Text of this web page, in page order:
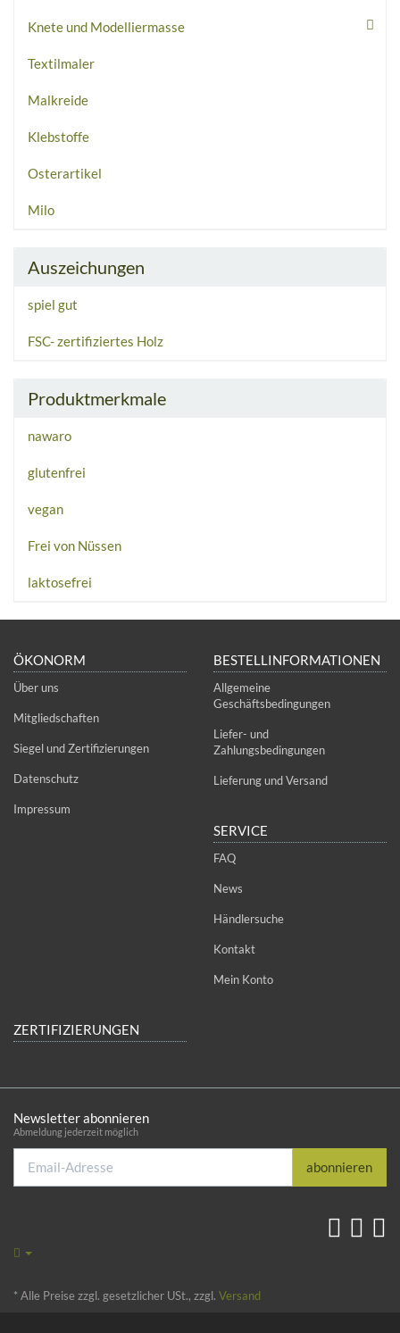
Knete und Modelliermasse
Textilmaler
Malkreide
Klebstoffe
Osterartikel
Milo
Auszeichungen
spiel gut
FSC- zertifiziertes Holz
Produktmerkmale
nawaro
glutenfrei
vegan
Frei von Nüssen
laktosefrei
ÖKONORM
Über uns
Mitgliedschaften
Siegel und Zertifizierungen
Datenschutz
Impressum
BESTELLINFORMATIONEN
Allgemeine
Geschäftsbedingungen
Liefer- und
Zahlungsbedingungen
Lieferung und Versand
SERVICE
FAQ
News
Händlersuche
Kontakt
Mein Konto
ZERTIFIZIERUNGEN
Newsletter abonnieren
Abmeldung jederzeit möglich
Adresse
abonnieren
* Alle Preise zzgl. gesetzlicher USt., zzgl. Versand